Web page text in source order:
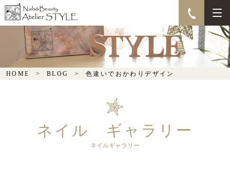
色違いでおかわりデザイ
ン
HOME BLOG 色違いでおかわりデザイン
ネイル ギャラリー
ネイルギャラリー